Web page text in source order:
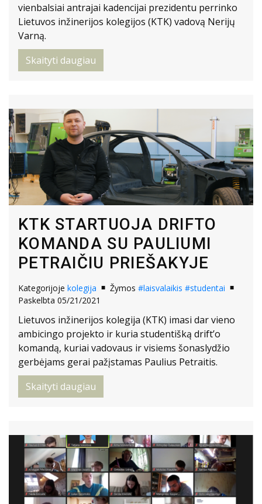
vienbalsiai antrajai kadencijai prezidentu perrinko
Lietuvos inžinerijos kolegijos (KTK) vadovą Nerijų
Varną.
Skaityti daugiau
KTK STARTUOJA DRIFTO
KOMANDA SU PAULIUMI
PETRAIČIU PRIEŠAKYJE
Kategorijoje kolegija Žymos #laisvalaikis #studentai
Paskelbta 05/21/2021
Lietuvos inžinerijos kolegija (KTK) imasi dar vieno
ambicingo projekto ir kuria studentišką drift’o
komandą, kuriai vadovaus ir visiems šonaslydžio
gerbėjams gerai pažįstamas Paulius Petraitis.
Skaityti daugiau